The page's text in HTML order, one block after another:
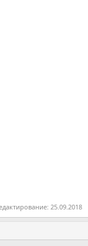
25.09.2018